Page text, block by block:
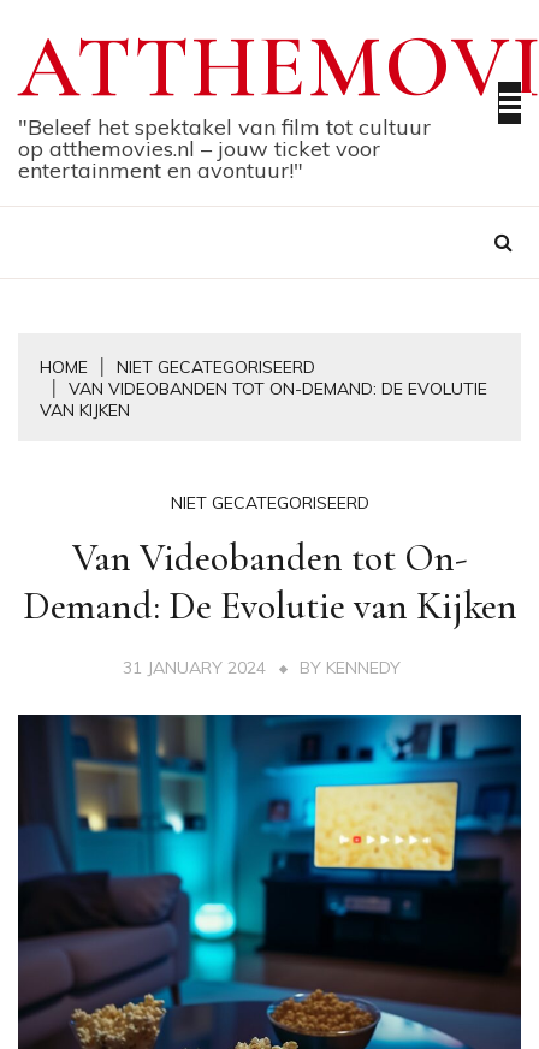
content
"Beleef het spektakel van film tot cultuur
op atthemovies.nl – jouw ticket voor
entertainment en avontuur!"
HOME
NIET GECATEGORISEERD
VAN VIDEOBANDEN TOT ON-DEMAND: DE EVOLUTIE
VAN KIJKEN
NIET GECATEGORISEERD
Van Videobanden tot On-
Demand: De Evolutie van Kijken
31 JANUARY 2024 BY KENNEDY